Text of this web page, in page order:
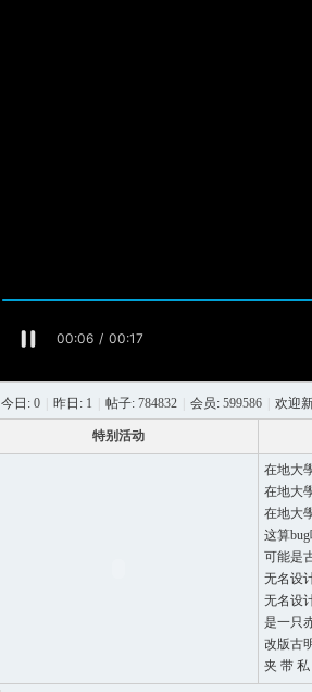
今日: 0 昨日: 1 帖子: 784832 会员: 599586 欢迎
特别活动
在地大
在地大
在地大
这算bug
可能是
无名设
无名设
是一只
改版古
夹 带